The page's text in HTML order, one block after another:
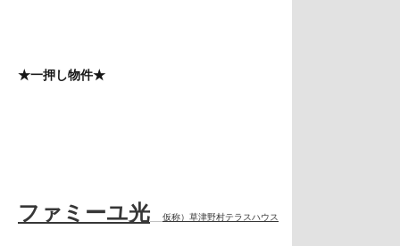
★一押し物件★
ファミーユ光 仮称）草津野村テラスハウス